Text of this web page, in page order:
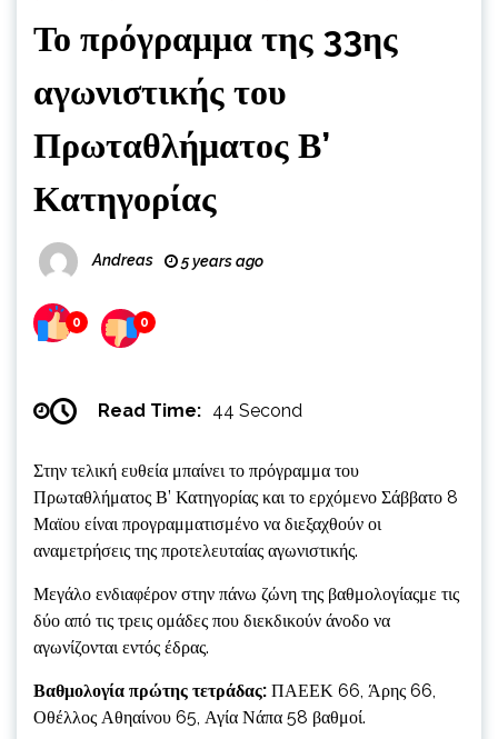
Το πρόγραμμα της 33ης
αγωνιστικής του
Πρωταθλήματος Β’
Κατηγορίας
Andreas 5 years ago
0 0
Read Time: 44 Second
Στην τελική ευθεία μπαίνει το πρόγραμμα του
Πρωταθλήματος Β’ Κατηγορίας και το ερχόμενο Σάββατο 8
Μαϊου είναι προγραμματισμένο να διεξαχθούν οι
αναμετρήσεις της προτελευταίας αγωνιστικής.
Μεγάλο ενδιαφέρον στην πάνω ζώνη της βαθμολογίαςμε τις
δύο από τις τρεις ομάδες που διεκδικούν άνοδο να
αγωνίζονται εντός έδρας.
Βαθμολογία πρώτης τετράδας: ΠΑΕΕΚ 66, Άρης 66,
Οθέλλος Αθηαίνου 65, Αγία Νάπα 58 βαθμοί.